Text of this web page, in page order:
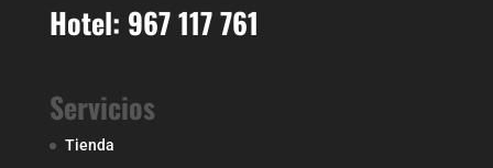
Hotel: 967 117 761
Servicios
Tienda